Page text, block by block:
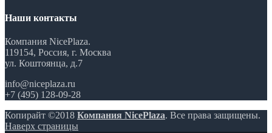
Наши контакты
Компания NicePlaza.
119154, Россия, г. Москва
ул. Коштоянца, д.7
info@niceplaza.ru
+7 (495) 128-09-28
Копирайт ©2018 Компания NicePlaza. Все права защищены.
Наверх страницы